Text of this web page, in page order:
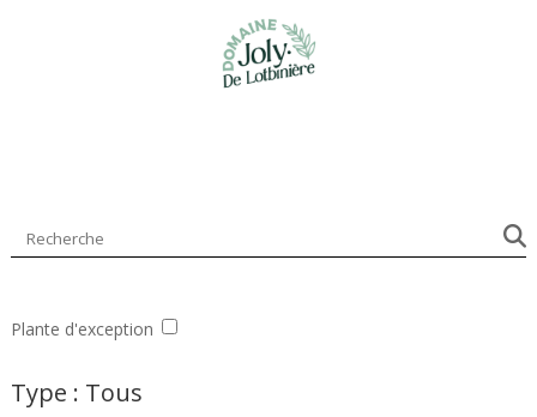
Plante d'exception
Type : Tous